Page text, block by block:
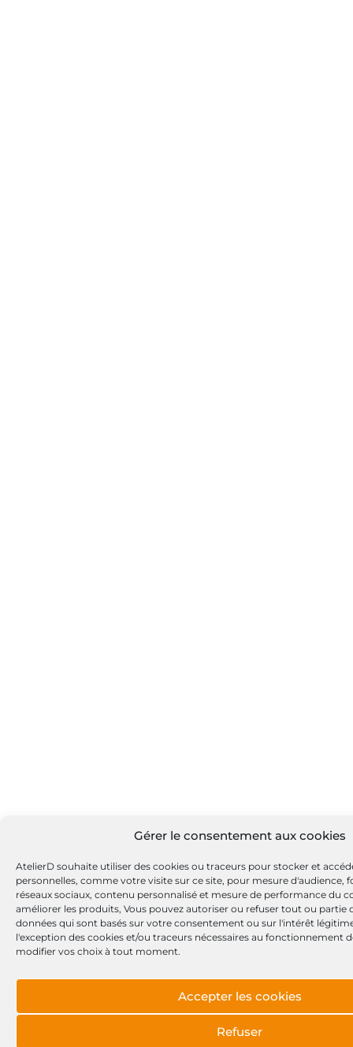
Gérer le consentement aux cookies
AtelierD souhaite utiliser des cookies ou traceurs pour stocker et
personnelles, comme votre visite sur ce site, pour mesure d'audience,
réseaux sociaux, contenu personnalisé et mesure de performance du
améliorer les produits, Vous pouvez autoriser ou refuser tout ou partie
données qui sont basés sur votre consentement ou sur l'intérêt
l'exception des cookies et/ou traceurs nécessaires au fonctionnement
modifier vos choix à tout moment.
Accepter les cookies
Refuser